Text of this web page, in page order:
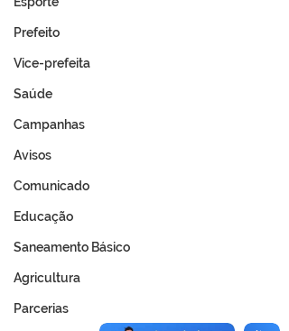
Prefeito
Vice-prefeita
Saúde
Campanhas
Avisos
Comunicado
Educação
Saneamento Básico
Agricultura
Parcerias